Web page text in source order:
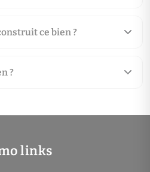
ce bien ?
?
links